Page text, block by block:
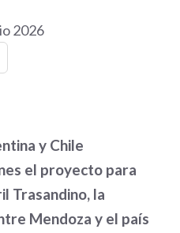
2026
y Chile
el proyecto para
Trasandino, la
Mendoza y el país